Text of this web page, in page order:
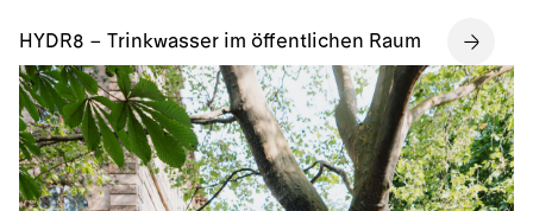
HYDR8 – Trinkwasser im öffentlichen Raum